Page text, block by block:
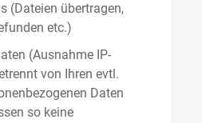
(Dateien übertragen,
etc.)
(Ausnahme IP-
von Ihren evtl.
Daten
so keine